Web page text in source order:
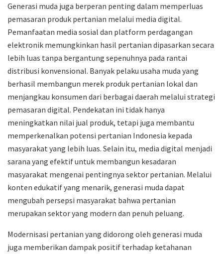
Generasi muda juga berperan penting dalam memperluas
pemasaran produk pertanian melalui media digital.
Pemanfaatan media sosial dan platform perdagangan
elektronik memungkinkan hasil pertanian dipasarkan secara
lebih luas tanpa bergantung sepenuhnya pada rantai
distribusi konvensional. Banyak pelaku usaha muda yang
berhasil membangun merek produk pertanian lokal dan
menjangkau konsumen dari berbagai daerah melalui strategi
pemasaran digital. Pendekatan ini tidak hanya
meningkatkan nilai jual produk, tetapi juga membantu
memperkenalkan potensi pertanian Indonesia kepada
masyarakat yang lebih luas. Selain itu, media digital menjadi
sarana yang efektif untuk membangun kesadaran
masyarakat mengenai pentingnya sektor pertanian. Melalui
konten edukatif yang menarik, generasi muda dapat
mengubah persepsi masyarakat bahwa pertanian
merupakan sektor yang modern dan penuh peluang.
Modernisasi pertanian yang didorong oleh generasi muda
juga memberikan dampak positif terhadap ketahanan